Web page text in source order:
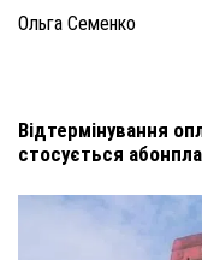
Ольга Семенко
Відтермінування
стосується